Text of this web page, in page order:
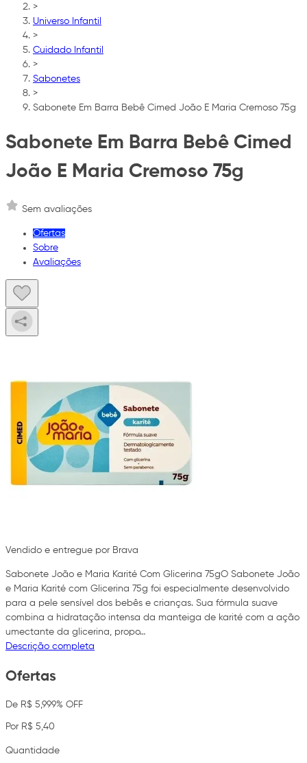
>
Universo Infantil
>
Cuidado Infantil
>
Sabonetes
>
Sabonete Em Barra Bebê Cimed João E Maria Cremoso 75g
Sabonete Em Barra Bebê Cimed
João E Maria Cremoso 75g
Sem avaliações
Ofertas
Sobre
Avaliações
Vendido e entregue por Brava
Sabonete João e Maria Karité Com Glicerina 75gO Sabonete João
e Maria Karité com Glicerina 75g foi especialmente desenvolvido
para a pele sensível dos bebês e crianças. Sua fórmula suave
combina a hidratação intensa da manteiga de karité com a ação
umectante da glicerina, propo…
Descrição completa
Ofertas
De R$ 5,999% OFF
Por R$ 5,40
Quantidade